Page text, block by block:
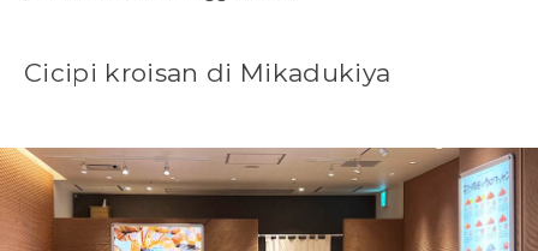
Cicipi kroisan di Mikadukiya